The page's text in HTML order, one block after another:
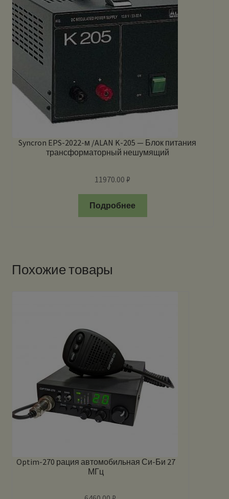
Syncron EPS-2022-м /ALAN K-205 — Блок питания
трансформаторный нешумящий
11970.00₽
Подробнее
Похожие товары
Optim-270 рация автомобильная Си-Би 27
МГц